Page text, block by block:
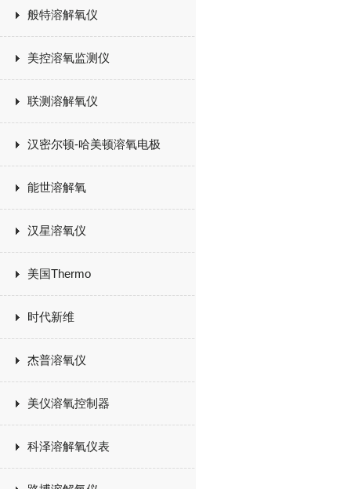
般特溶解氧仪
美控溶氧监测仪
联测溶解氧仪
汉密尔顿-哈美顿溶氧电极
能世溶解氧
汉星溶氧仪
美国Thermo
时代新维
杰普溶氧仪
美仪溶氧控制器
科泽溶解氧仪表